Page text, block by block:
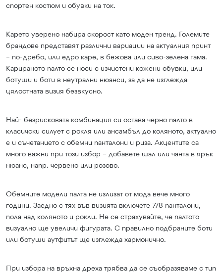
спортен костюм и обувки на ток.
Карето уверено набира скорост като моден тренд. Големите
брандове представят различни вариации на актуалния принт
– по-дребо, или едро каре, в бежова или сиво-зелена гама.
Карираното палто се носи с изчистени кожени обувки, или
ботуши и боти в неутрални нюанси, за да не изглежда
цялостната визия безвкусно.
Най- безрисковата комбинация си остава черно палто в
класичски силует с рокля или ансамбъл до коляното, актуално
е и съчетанието с обемни панталони и риза. Акцентите са
много важни при този избор – добавете шал или чанта в ярък
нюанс, напр. червено или розово.
Обемните модели палта не излизат от мода вече много
години. Заедно с тях във визията включете 7/8 панталони,
пола над коляното и рокли. Не се страхувайте, че палтото
визуално ще увеличи фигурата. С правилно подбраните боти
или ботуши аутфитът ще изглежда хармонично.
При избора на връхна дреха трябва да се съобразяваме с тип